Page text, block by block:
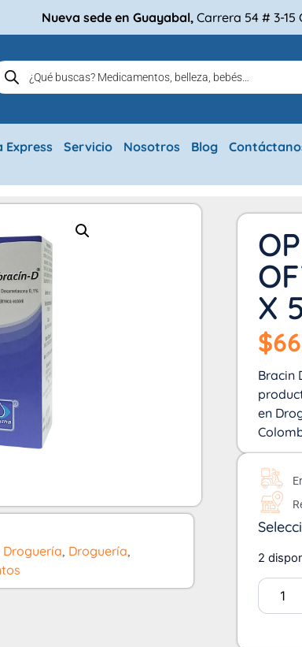
Nueva sede en Guayabal, Carrera 54 # 3-
Express Servicio Nosotros Blog
Droguería, Droguería,
X
$
Bracin
en
2